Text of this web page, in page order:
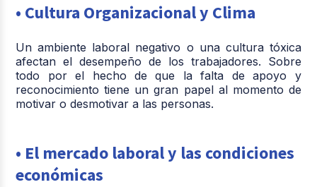
• Cultura Organizacional y Clima
Un ambiente laboral negativo o una cultura tóxica
afectan el desempeño de los trabajadores. Sobre
todo por el hecho de que la falta de apoyo y
reconocimiento tiene un gran papel al momento de
motivar o desmotivar a las personas.
• El mercado laboral y las condiciones
económicas